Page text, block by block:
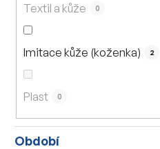
Textil a kůže 0
Imitace kůže (koženka) 2
Plast 0
Období